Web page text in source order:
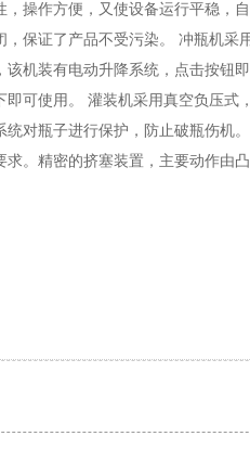
操作方便，又使设备运行平稳，
保证了产品不受污染。 冲瓶机采
机装有电动升降系统，点击按钮
可使用。 灌装机采用真空负压式
对瓶子进行保护，防止破瓶伤机
。精密的挤塞装置，主要动作由